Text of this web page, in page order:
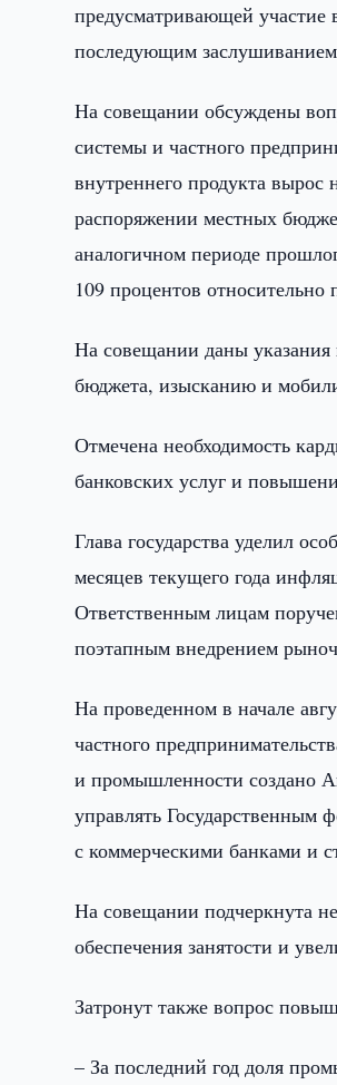
предусматривающей участие
последующим заслушиванием
На совещании обсуждены
системы и частного
внутреннего продукта
распоряжении местных
аналогичном периоде
109 процентов относительно
На совещании даны указания
бюджета, изысканию и
Отмечена необходимость
банковских услуг и
Глава государства уделил
месяцев текущего года
Ответственным лицам
поэтапным внедрением
На проведенном в начале
частного
и промышленности создано
управлять Государственным
с коммерческими банками и
На совещании подчеркнута
обеспечения занятости и
Затронут также вопрос
– За последний год доля